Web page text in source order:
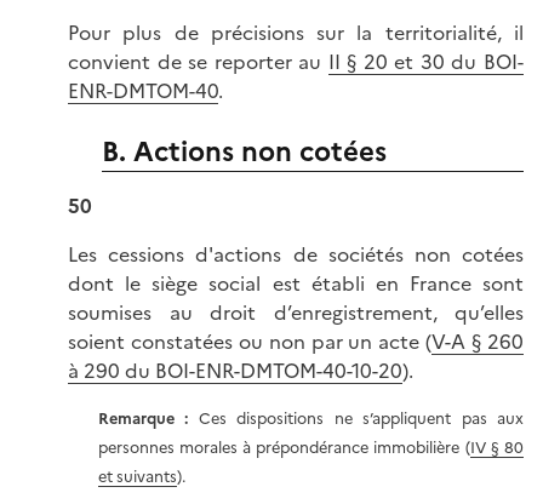
Pour plus de précisions sur la territorialité, il
convient de se reporter au II § 20 et 30 du BOI-
ENR-DMTOM-40.
B. Actions non cotées
50
Les cessions d'actions de sociétés non cotées
dont le siège social est établi en France sont
soumises au droit d’enregistrement, qu’elles
soient constatées ou non par un acte (V-A § 260
à 290 du BOI-ENR-DMTOM-40-10-20).
Remarque : Ces dispositions ne s’appliquent pas aux
personnes morales à prépondérance immobilière (IV § 80
et suivants).